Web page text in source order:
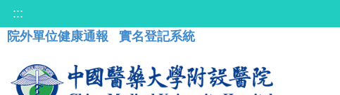
:::
院外單位健康通報
實名登記系統